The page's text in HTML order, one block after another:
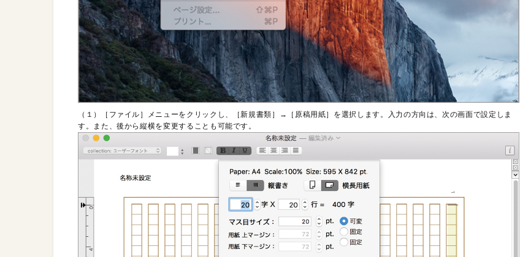
（１）［ファイル］メニューをクリックし、［新規書類］→［原稿用紙］を選択します。入力の方向は、次の画面で設定しま
す。また、後から縦横を変更することも可能です。